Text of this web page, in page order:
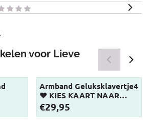
voor Lieve
Armband Geluksklavertje4
♥ KIES KAART NAAR
KEUZE
Prijs: 29,95
€29,95